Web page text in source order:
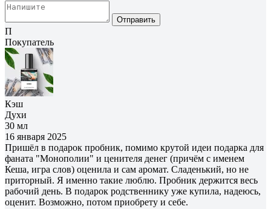
Отправить
П
Покупатель
Кэш
Духи
30 мл
16 января 2025
Пришёл в подарок пробник, помимо крутой идеи подарка для
фаната "Монополии" и ценителя денег (причём с именем
Кеша, игра слов) оценила и сам аромат. Сладенький, но не
приторный. Я именно такие люблю. Пробник держится весь
рабочий день. В подарок родственнику уже купила, надеюсь,
оценит. Возможно, потом приобрету и себе.